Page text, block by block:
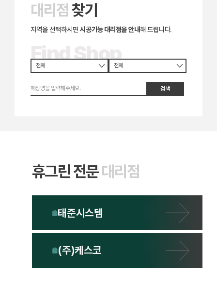
대리점찾기
지역을 선택하시면시공가능 대리점을 안내해 드립니다.
Find Shop
검색
휴그린 전문대리점
태준시스템
(주)케스코